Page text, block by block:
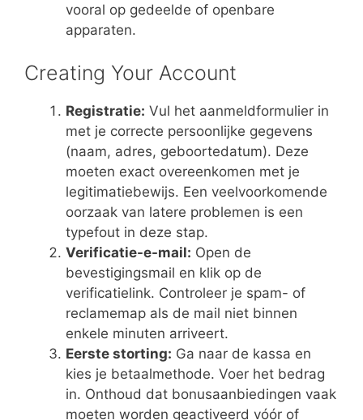
vooral op gedeelde of openbare
apparaten.
Creating Your Account
Registratie: Vul het aanmeldformulier in
met je correcte persoonlijke gegevens
(naam, adres, geboortedatum). Deze
moeten exact overeenkomen met je
legitimatiebewijs. Een veelvoorkomende
oorzaak van latere problemen is een
typefout in deze stap.
Verificatie-e-mail: Open de
bevestigingsmail en klik op de
verificatielink. Controleer je spam- of
reclamemap als de mail niet binnen
enkele minuten arriveert.
Eerste storting: Ga naar de kassa en
kies je betaalmethode. Voer het bedrag
in. Onthoud dat bonusaanbiedingen vaak
moeten worden geactiveerd vóór of